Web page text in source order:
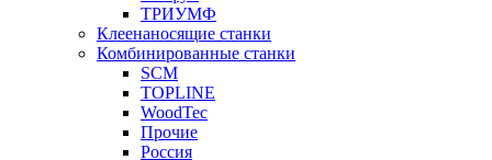
ТРИУМФ
Клеенаносящие станки
Комбинированные станки
SCM
TOPLINE
WoodTec
Прочие
Россия